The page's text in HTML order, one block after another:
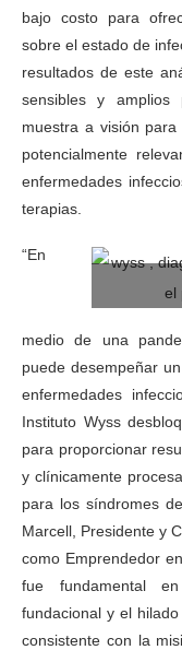
bajo costo para
sobre el estado de
resultados de este
sensibles y amplios
muestra a visión
potencialmente
enfermedades
terapias.
“En
medio de una
puede desempeñar
enfermedades
Instituto Wyss
para proporcionar
y clínicamente
para los síndromes
Marcell, Presidente y
como Emprendedor
fue fundamental
fundacional y el
consistente con la